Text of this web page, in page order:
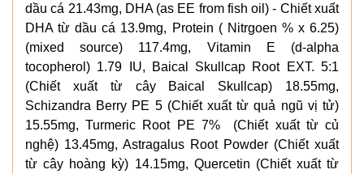
dầu cá 21.43mg, DHA (as EE from fish oil) - Chiết xuất
DHA từ dầu cá 13.9mg, Protein ( Nitrgoen % x 6.25)
(mixed source) 117.4mg, Vitamin E (d-alpha
tocopherol) 1.79 IU, Baical Skullcap Root EXT. 5:1
(Chiết xuất từ cây Baical Skullcap) 18.55mg,
Schizandra Berry PE 5 (Chiết xuất từ quả ngũ vị tử)
15.55mg, Turmeric Root PE 7% (Chiết xuất từ củ
nghệ) 13.45mg, Astragalus Root Powder (Chiết xuất
từ cây hoàng kỳ) 14.15mg, Quercetin (Chiết xuất từ